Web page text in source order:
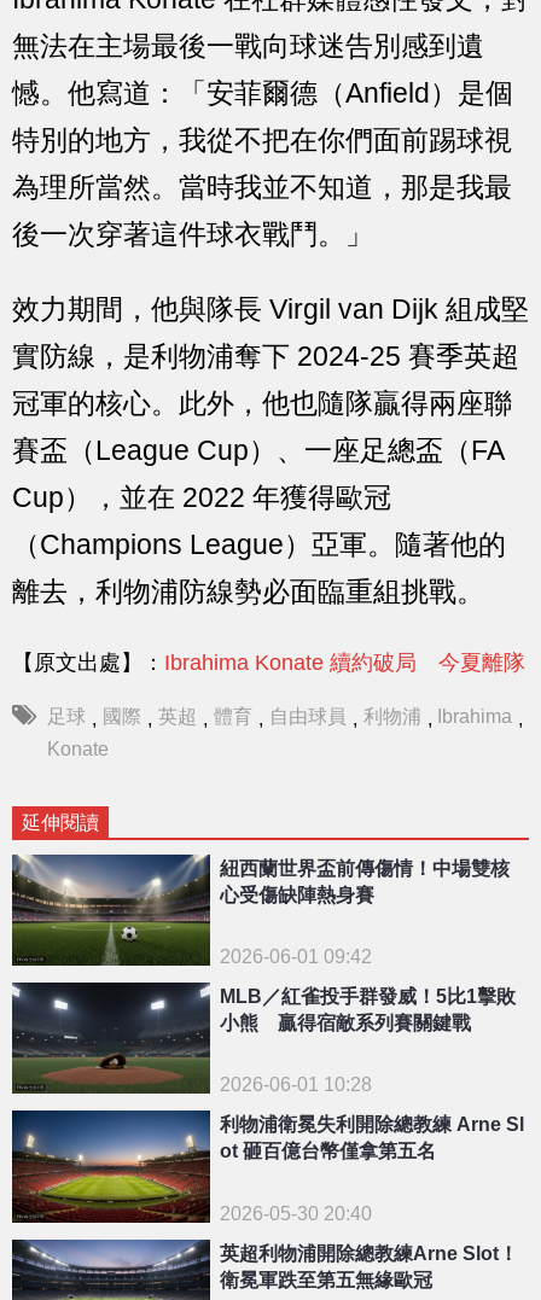
無法在主場最後一戰向球迷告別感到遺
憾。他寫道：「安菲爾德（Anfield）是個
特別的地方，我從不把在你們面前踢球視
為理所當然。當時我並不知道，那是我最
後一次穿著這件球衣戰鬥。」
效力期間，他與隊長 Virgil van Dijk 組成堅
實防線，是利物浦奪下 2024-25 賽季英超
冠軍的核心。此外，他也隨隊贏得兩座聯
賽盃（League Cup）、一座足總盃（FA
Cup），並在 2022 年獲得歐冠
（Champions League）亞軍。隨著他的
離去，利物浦防線勢必面臨重組挑戰。
【原文出處】： Ibrahima Konate 續約破局 今夏離隊
足球 , 國際 , 英超 , 體育 , 自由球員 , 利物浦 , Ibrahima ,
Konate
延伸閱讀
紐西蘭世界盃前傳傷情！中場雙核
心受傷缺陣熱身賽
2026-06-01 09:42
MLB／紅雀投手群發威！5比1擊敗
小熊 贏得宿敵系列賽關鍵戰
2026-06-01 10:28
利物浦衛冕失利開除總教練 Arne Sl
ot 砸百億台幣僅拿第五名
2026-05-30 20:40
英超利物浦開除總教練Arne Slot！
衛冕軍跌至第五無緣歐冠